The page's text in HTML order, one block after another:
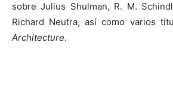
sobre Julius Shulman, R. M.
Richard Neutra, así como varios
Architecture.